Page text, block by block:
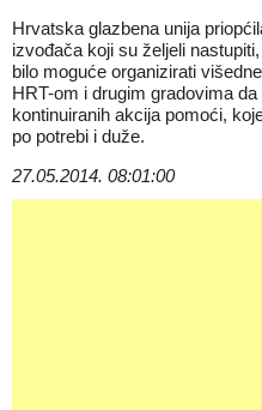
Hrvatska glazbena unija
izvođača koji su željeli
bilo moguće organizirati
HRT-om i drugim gradovima
kontinuiranih akcija pomoći,
po potrebi i duže.
27.05.2014. 08:01:00